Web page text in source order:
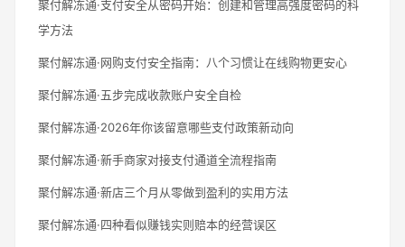
聚付解冻通·支付安全从密码开始：创建和管理高强度密码的科
学方法
聚付解冻通·网购支付安全指南：八个习惯让在线购物更安心
聚付解冻通·五步完成收款账户安全自检
聚付解冻通·2026年你该留意哪些支付政策新动向
聚付解冻通·新手商家对接支付通道全流程指南
聚付解冻通·新店三个月从零做到盈利的实用方法
聚付解冻通·四种看似赚钱实则赔本的经营误区